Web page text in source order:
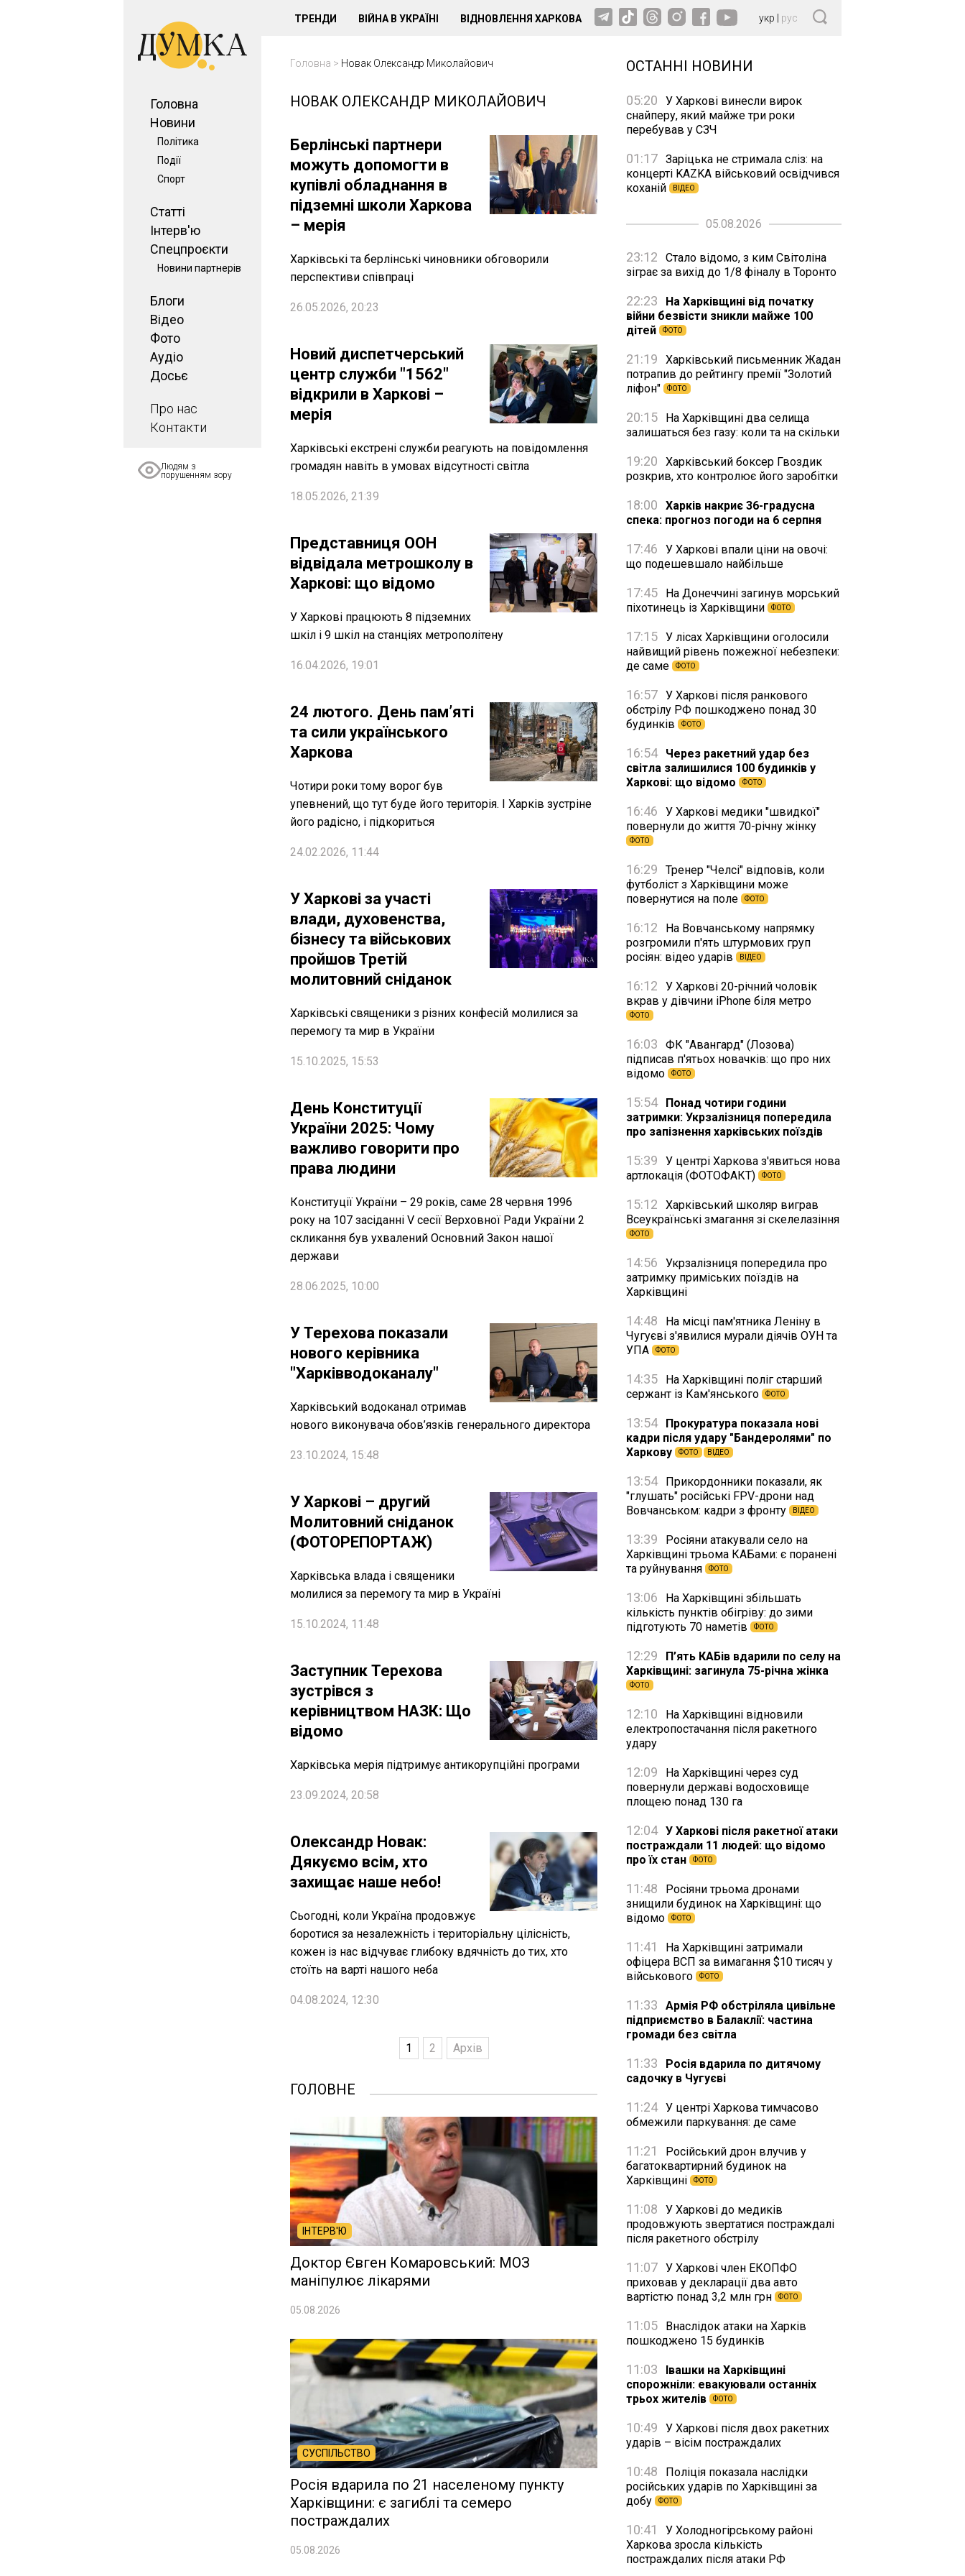
Головна
Новини
Політика
Події
Спорт
Статті
Інтерв'ю
Спецпроєкти
Новини партнерів
Блоги
Відео
Фото
Аудіо
Досьє
Про нас
Контакти
Людям з
порушенням зору
ТРЕНДИ ВІЙНА В УКРАЇНІ ВІДНОВЛЕННЯ ХАРКОВА укр рус
Головна > Новак Олександр Миколайович
НОВАК ОЛЕКСАНДР МИКОЛАЙОВИЧ
Берлінські партнери
можуть допомогти в
купівлі обладнання в
підземні школи Харкова
– мерія
Харківські та берлінські чиновники обговорили
перспективи співпраці
26.05.2026, 20:23
Новий диспетчерський
центр служби "1562"
відкрили в Харкові –
мерія
Харківські екстрені служби реагують на повідомлення
громадян навіть в умовах відсутності світла
18.05.2026, 21:39
Представниця ООН
відвідала метрошколу в
Харкові: що відомо
У Харкові працюють 8 підземних
шкіл і 9 шкіл на станціях метрополітену
16.04.2026, 19:01
24 лютого. День пам’яті
та сили українського
Харкова
Чотири роки тому ворог був
упевнений, що тут буде його територія. І Харків зустріне
його радісно, і підкориться
24.02.2026, 11:44
У Харкові за участі
влади, духовенства,
бізнесу та військових
пройшов Третій
молитовний сніданок
Харківські священики з різних конфесій молилися за
перемогу та мир в України
15.10.2025, 15:53
День Конституції
України 2025: Чому
важливо говорити про
права людини
Конституції України – 29 років, саме 28 червня 1996
року на 107 засіданні V сесії Верховної Ради України 2
скликання був ухвалений Основний Закон нашої
держави
28.06.2025, 10:00
У Терехова показали
нового керівника
"Харківводоканалу"
Харківський водоканал отримав
нового виконувача обов’язків генерального директора
23.10.2024, 15:48
У Харкові – другий
Молитовний сніданок
(ФОТОРЕПОРТАЖ)
Харківська влада і священики
молилися за перемогу та мир в Україні
15.10.2024, 11:48
Заступник Терехова
зустрівся з
керівництвом НАЗК: Що
відомо
Харківська мерія підтримує антикорупційні програми
23.09.2024, 20:58
Олександр Новак:
Дякуємо всім, хто
захищає наше небо!
Сьогодні, коли Україна продовжує
боротися за незалежність і територіальну цілісність,
кожен із нас відчуває глибоку вдячність до тих, хто
стоїть на варті нашого неба
04.08.2024, 12:30
1 2 Архів
ГОЛОВНЕ
ІНТЕРВ'Ю
Доктор Євген Комаровський: МОЗ
маніпулює лікарями
05.08.2026
СУСПІЛЬСТВО
Росія вдарила по 21 населеному пункту
Харківщини: є загиблі та семеро
постраждалих
05.08.2026
ОСТАННІ НОВИНИ
05:20
У Харкові винесли вирок
снайперу, який майже три роки
перебував у СЗЧ
01:17 Заріцька не стримала сліз: на
концерті KAZKA військовий освідчився
коханій
ВІДЕО
05.08.2026
23:12
Стало відомо, з ким Світоліна
зіграє за вихід до 1/8 фіналу в Торонто
22:23
На Харківщині від початку
війни безвісти зникли майже 100
дітей
ФОТО
21:19
Харківський письменник Жадан
потрапив до рейтингу премії "Золотий
ліфон"
ФОТО
20:15
На Харківщині два селища
залишаться без газу: коли та на скільки
19:20
Харківський боксер Гвоздик
розкрив, хто контролює його заробітки
18:00
Харків накриє 36-градусна
спека: прогноз погоди на 6 серпня
17:46
У Харкові впали ціни на овочі:
що подешевшало найбільше
17:45
На Донеччині загинув морський
піхотинець із Харківщини
ФОТО
17:15 У лісах Харківщини оголосили
найвищий рівень пожежної небезпеки:
де саме
ФОТО
16:57 У Харкові після ранкового
обстрілу РФ пошкоджено понад 30
будинків
ФОТО
16:54
Через ракетний удар без
світла залишилися 100 будинків у
Харкові: що відомо
ФОТО
16:46
У Харкові медики "швидкої"
повернули до життя 70-річну жінку
ФОТО
16:29
Тренер "Челсі" відповів, коли
футболіст з Харківщини може
повернутися на поле
ФОТО
16:12
На Вовчанському напрямку
розгромили п'ять штурмових груп
росіян: відео ударів
ВІДЕО
16:12
У Харкові 20-річний чоловік
вкрав у дівчини iPhone біля метро
ФОТО
16:03
ФК "Авангард" (Лозова)
підписав п'ятьох новачків: що про них
відомо
ФОТО
15:54
Понад чотири години
затримки: Укрзалізниця попередила
про запізнення харківських поїздів
15:39
У центрі Харкова з'явиться нова
артлокація (ФОТОФАКТ)
ФОТО
15:12
Харківський школяр виграв
Всеукраїнські змагання зі скелелазіння
ФОТО
14:56
Укрзалізниця попередила про
затримку приміських поїздів на
Харківщині
14:48
На місці пам'ятника Леніну в
Чугуєві з'явилися мурали діячів ОУН та
УПА
ФОТО
14:35
На Харківщині поліг старший
сержант із Кам'янського
ФОТО
13:54
Прокуратура показала нові
кадри після удару "Бандеролями" по
Харкову
ФОТО ВІДЕО
13:54
Прикордонники показали, як
"глушать" російські FPV-дрони над
Вовчанськом: кадри з фронту
ВІДЕО
13:39
Росіяни атакували село на
Харківщині трьома КАБами: є поранені
та руйнування
ФОТО
13:06
На Харківщині збільшать
кількість пунктів обігріву: до зими
підготують 70 наметів
ФОТО
12:29
П’ять КАБів вдарили по селу на
Харківщині: загинула 75-річна жінка
ФОТО
12:10
На Харківщині відновили
електропостачання після ракетного
удару
12:09
На Харківщині через суд
повернули державі водосховище
площею понад 130 га
12:04 У Харкові після ракетної атаки
постраждали 11 людей: що відомо
про їх стан
ФОТО
11:48
Росіяни трьома дронами
знищили будинок на Харківщині: що
відомо
ФОТО
11:41
На Харківщині затримали
офіцера ВСП за вимагання $10 тисяч у
військового
ФОТО
11:33
Армія РФ обстріляла цивільне
підприємство в Балаклії: частина
громади без світла
11:33
Росія вдарила по дитячому
садочку в Чугуєві
11:24 У центрі Харкова тимчасово
обмежили паркування: де саме
11:21
Російський дрон влучив у
багатоквартирний будинок на
Харківщині
ФОТО
11:08
У Харкові до медиків
продовжують звертатися постраждалі
після ракетного обстрілу
11:07 У Харкові член ЕКОПФО
приховав у декларації два авто
вартістю понад 3,2 млн грн
ФОТО
11:05
Внаслідок атаки на Харків
пошкоджено 15 будинків
11:03
Івашки на Харківщині
спорожніли: евакуювали останніх
трьох жителів
ФОТО
10:49
У Харкові після двох ракетних
ударів – вісім постраждалих
10:48
Поліція показала наслідки
російських ударів по Харківщині за
добу
ФОТО
10:41
У Холодногірському районі
Харкова зросла кількість
постраждалих після атаки РФ